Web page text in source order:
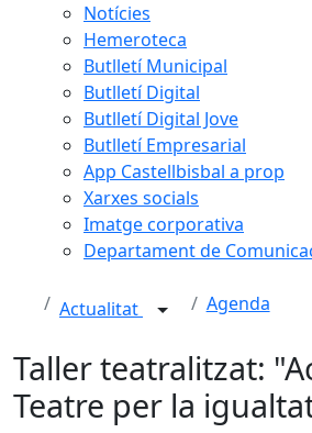
Notícies
Hemeroteca
Butlletí Municipal
Butlletí Digital
Butlletí Digital Jove
Butlletí Empresarial
App Castellbisbal a prop
Xarxes socials
Imatge corporativa
Departament de
Actualitat Agenda
Taller teatralitzat:
Teatre per la